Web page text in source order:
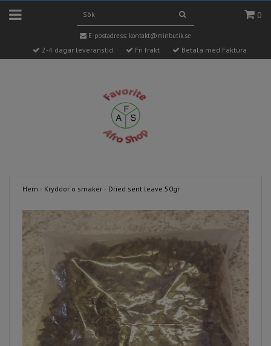
0
E-postadress: kontakt@minbutik.se
2-4 dagar leveranstid Fri frakt Betala med Faktura
Hem › Kryddor o smaker › Dried sent leave 50gr